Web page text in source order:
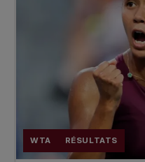
WTA RÉSULTATS